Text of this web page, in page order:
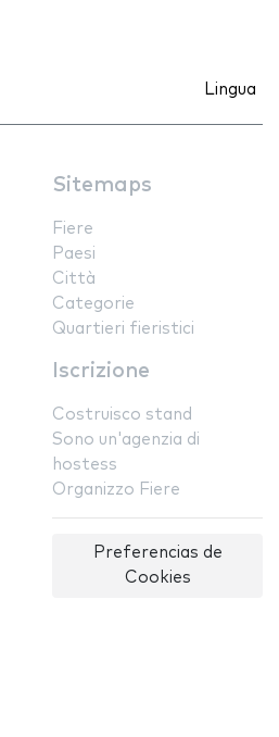
Lingua
Sitemaps
Fiere
Paesi
Città
Categorie
Quartieri fieristici
Iscrizione
Costruisco stand
Sono un'agenzia di
hostess
Organizzo Fiere
Preferencias de
Cookies